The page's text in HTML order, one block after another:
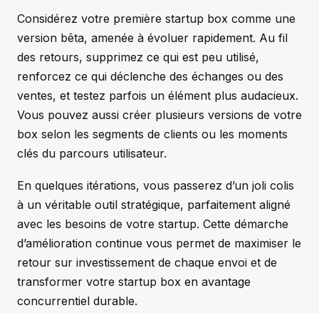
Considérez votre première startup box comme une
version bêta, amenée à évoluer rapidement. Au fil
des retours, supprimez ce qui est peu utilisé,
renforcez ce qui déclenche des échanges ou des
ventes, et testez parfois un élément plus audacieux.
Vous pouvez aussi créer plusieurs versions de votre
box selon les segments de clients ou les moments
clés du parcours utilisateur.
En quelques itérations, vous passerez d’un joli colis
à un véritable outil stratégique, parfaitement aligné
avec les besoins de votre startup. Cette démarche
d’amélioration continue vous permet de maximiser le
retour sur investissement de chaque envoi et de
transformer votre startup box en avantage
concurrentiel durable.